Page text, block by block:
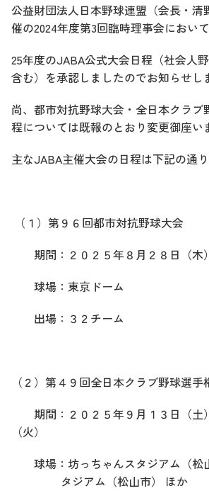
公益財団法人日本野球連盟（会長・清
催の2024年度第3回臨時理事会において
25年度のJABA公式大会日程（社会人
含む）を承認しましたのでお知らせし
尚、都市対抗野球大会・全日本クラブ
程については既報のとおり変更御座い
主なJABA主催大会の日程は下記の通り
（１）第９６回都市対抗野球大会
期間：２０２５年８月２８日（木
球場：東京ドーム
出場：３２チーム
（２）第４９回全日本クラブ野球選手
期間：２０２５年９月１３日（土
（火）
球場：坊っちゃんスタジアム（松
タジアム（松山市） ほか